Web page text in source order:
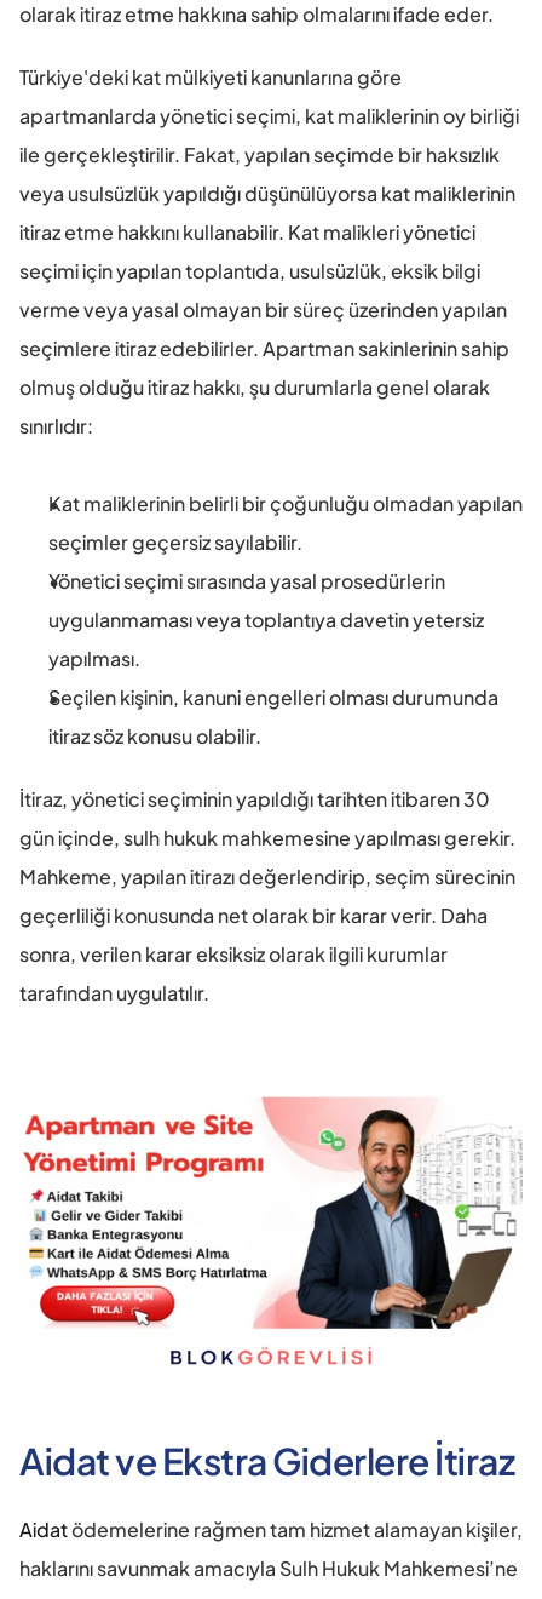
olarak itiraz etme hakkına sahip olmalarını ifade eder.
Türkiye'deki kat mülkiyeti kanunlarına göre
apartmanlarda yönetici seçimi, kat maliklerinin oy birliği
ile gerçekleştirilir. Fakat, yapılan seçimde bir haksızlık
veya usulsüzlük yapıldığı düşünülüyorsa kat maliklerinin
itiraz etme hakkını kullanabilir. Kat malikleri yönetici
seçimi için yapılan toplantıda, usulsüzlük, eksik bilgi
verme veya yasal olmayan bir süreç üzerinden yapılan
seçimlere itiraz edebilirler. Apartman sakinlerinin sahip
olmuş olduğu itiraz hakkı, şu durumlarla genel olarak
sınırlıdır:
Kat maliklerinin belirli bir çoğunluğu olmadan yapılan
seçimler geçersiz sayılabilir.
Yönetici seçimi sırasında yasal prosedürlerin
uygulanmaması veya toplantıya davetin yetersiz
yapılması.
Seçilen kişinin, kanuni engelleri olması durumunda
itiraz söz konusu olabilir.
İtiraz, yönetici seçiminin yapıldığı tarihten itibaren 30
gün içinde, sulh hukuk mahkemesine yapılması gerekir.
Mahkeme, yapılan itirazı değerlendirip, seçim sürecinin
geçerliliği konusunda net olarak bir karar verir. Daha
sonra, verilen karar eksiksiz olarak ilgili kurumlar
tarafından uygulatılır.
Aidat ve Ekstra Giderlere İtiraz
Aidat ödemelerine rağmen tam hizmet alamayan kişiler,
haklarını savunmak amacıyla Sulh Hukuk Mahkemesi’ne